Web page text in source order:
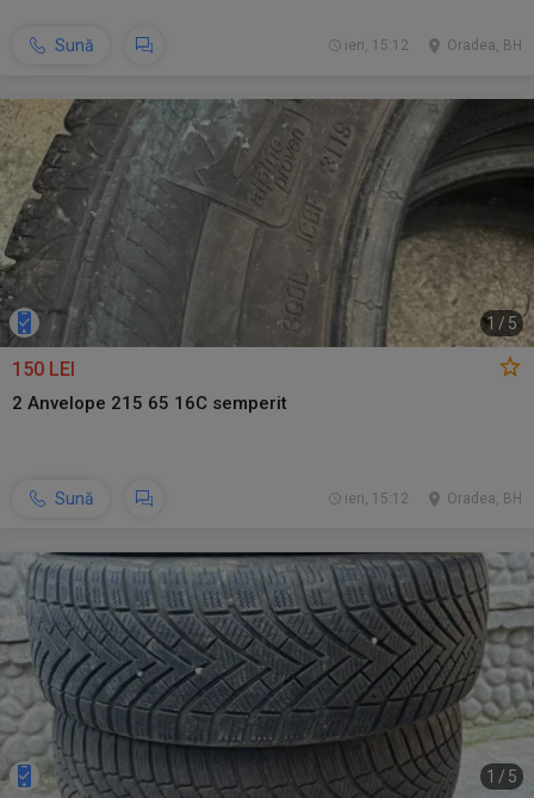
Sună Oradea, BH
ieri, 15:12
1 / 5
150 LEI
2 Anvelope 215 65 16C semperit
Sună Oradea, BH
ieri, 15:12
1 / 5